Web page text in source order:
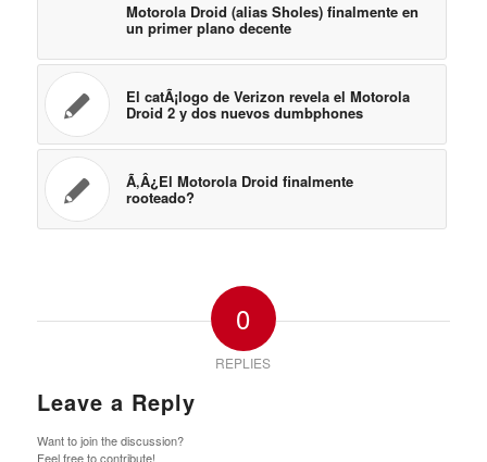
Motorola Droid (alias Sholes) finalmente en
un primer plano decente
El catÃ¡logo de Verizon revela el Motorola
Droid 2 y dos nuevos dumbphones
Ã‚Â¿El Motorola Droid finalmente
rooteado?
0
REPLIES
Leave a Reply
Want to join the discussion?
Feel free to contribute!